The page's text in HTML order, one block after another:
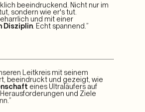
beeindruckend. Nicht nur im
sondern wie er's tut.
und mit einer
Disziplin. Echt spannend.”
Leitkreis mit seinem
beeindruckt und gezeigt, wie
eines Ultraläufers auf
und Ziele